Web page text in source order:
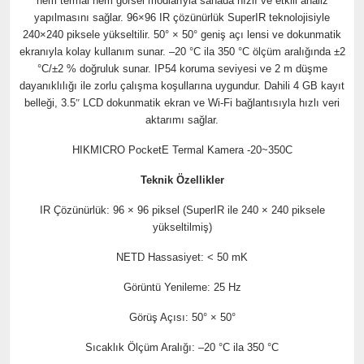
yapılmasını sağlar. 96×96 IR çözünürlük SuperIR teknolojisiyle
240×240 piksele yükseltilir. 50° × 50° geniş açı lensi ve dokunmatik
ekranıyla kolay kullanım sunar. –20 °C ila 350 °C ölçüm aralığında ±2
°C/±2 % doğruluk sunar. IP54 koruma seviyesi ve 2 m düşme
dayanıklılığı ile zorlu çalışma koşullarına uygundur. Dahili 4 GB kayıt
belleği, 3.5″ LCD dokunmatik ekran ve Wi-Fi bağlantısıyla hızlı veri
aktarımı sağlar.
HIKMICRO PocketE Termal Kamera -20~350C
Teknik Özellikler
IR Çözünürlük: 96 × 96 piksel (SuperIR ile 240 × 240 piksele
yükseltilmiş)
NETD Hassasiyet: < 50 mK
Görüntü Yenileme: 25 Hz
Görüş Açısı: 50° × 50°
Sıcaklık Ölçüm Aralığı: –20 °C ila 350 °C